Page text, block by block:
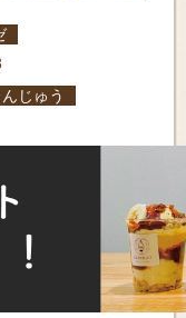
じゅう